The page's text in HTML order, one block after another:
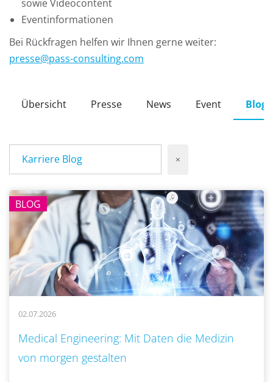
sowie Videocontent
Eventinformationen
Bei Rückfragen helfen wir Ihnen gerne weiter:
presse@pass-consulting.com
Übersicht Presse News Event Blog
Karriere Blog ×
BLOG
02.07.2026
Medical Engineering: Mit Daten die Medizin
von morgen gestalten